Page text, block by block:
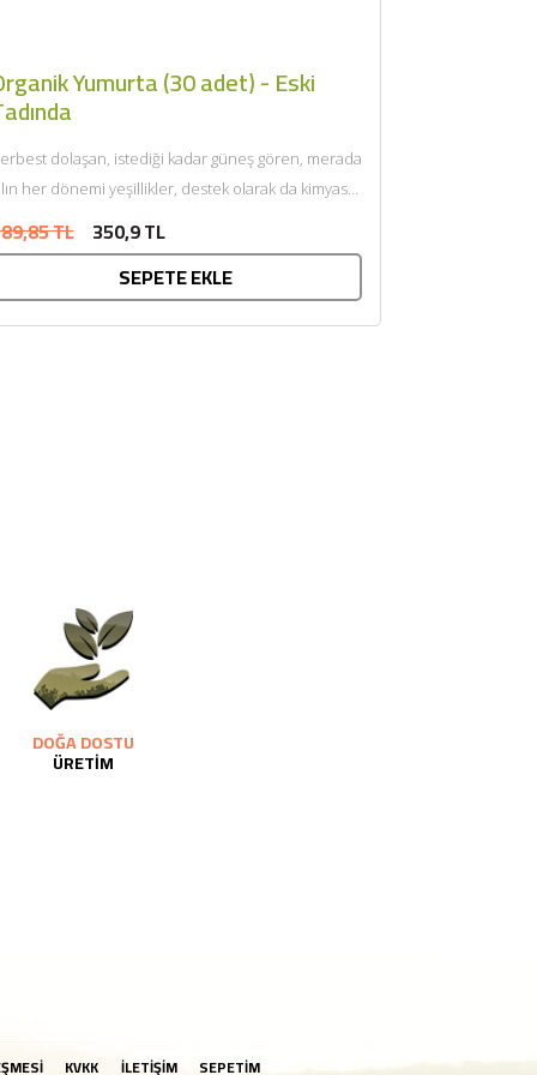
Yumurta (30 adet) - Eski
dolaşan, istediği kadar güneş gören, merada
her dönemi yeşillikler, destek olarak da kimyasal
TL 350,9 TL
SEPETE EKLE
DOĞA DOSTU
ÜRETİM
KVKK İLETİŞİM SEPETİM